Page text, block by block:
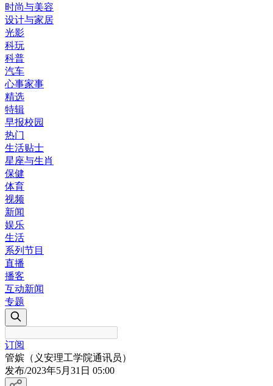
时尚与美容
设计与家居
光影
科玩
科普
汽车
心事家事
精选
特辑
早报校园
热门
生活贴士
星座与生肖
保健
体育
视频
新闻
娱乐
生活
系列节目
直播
播客
互动新闻
专题
订阅
管嫔（义安理工学院通讯员）
发布/2023年5月31日 05:00